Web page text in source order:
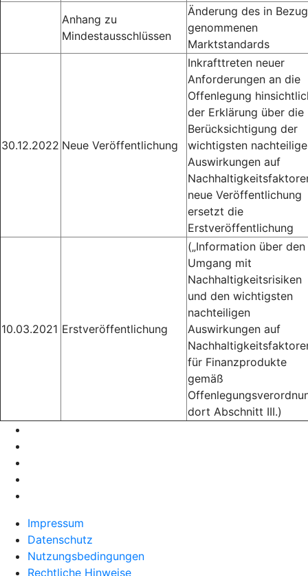
Anhang zu
Mindestausschlüssen
Änderung des in Bezug
genommenen
Marktstandards
30.12.2022 Neue Veröffentlichung
Inkrafttreten neuer
Anforderungen an die
Offenlegung
der Erklärung über die
Berücksichtigung der
wichtigsten
Auswirkungen auf
neue Veröffentlichung
ersetzt die
Erstveröffentlichung
10.03.2021 Erstveröffentlichung
(„Information über den
Umgang mit
Nachhaltigkeitsrisiken
und den wichtigsten
nachteiligen
Auswirkungen auf
für Finanzprodukte
gemäß
dort Abschnitt III.)
Impressum
Datenschutz
Nutzungsbedingungen
Rechtliche Hinweise